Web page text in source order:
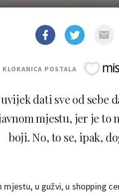
KLOKANICA POSTALA
dati sve od sebe
mjestu, jer je to
boji. No, to se, ipak,
u gužvi, u shopping